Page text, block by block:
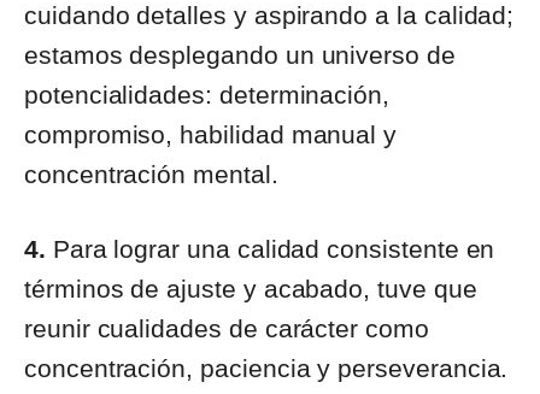
cuidando detalles y aspirando a la calidad;
estamos desplegando un universo de
potencialidades: determinación,
compromiso, habilidad manual y
concentración mental.
4. Para lograr una calidad consistente en
términos de ajuste y acabado, tuve que
reunir cualidades de carácter como
concentración, paciencia y perseverancia.